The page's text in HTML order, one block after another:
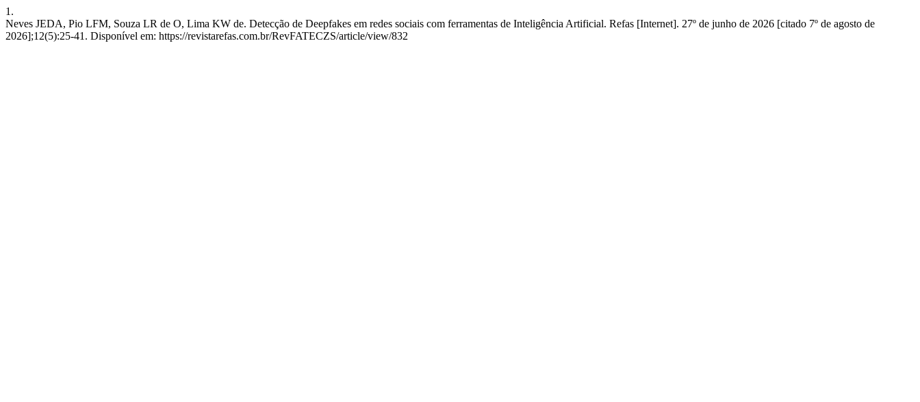
1.
Neves JEDA, Pio LFM, Souza LR de O, Lima KW de. Detecção de Deepfakes em redes sociais com ferramentas de Inteligência Artificial. Refas [Internet]. 27º de junho de 2026 [citado 7º de agosto de
2026];12(5):25-41. Disponível em: https://revistarefas.com.br/RevFATECZS/article/view/832